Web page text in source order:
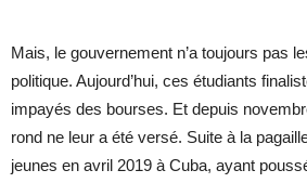
Mais, le gouvernement n’a toujours pas
politique. Aujourd’hui, ces étudiants
impayés des bourses. Et depuis
rond ne leur a été versé. Suite à la
jeunes en avril 2019 à Cuba, ayant